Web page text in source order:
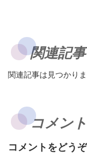
関連記事
関連記事は見つかりま
コメント
コメントをどうぞ